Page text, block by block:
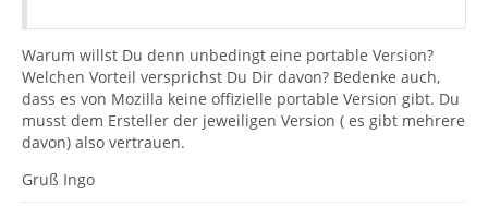
Warum willst Du denn unbedingt eine portable Version?
Welchen Vorteil versprichst Du Dir davon? Bedenke auch,
dass es von Mozilla keine offizielle portable Version gibt. Du
musst dem Ersteller der jeweiligen Version ( es gibt mehrere
davon) also vertrauen.
Gruß Ingo